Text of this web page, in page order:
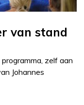
van stand
zelf aan
Johannes